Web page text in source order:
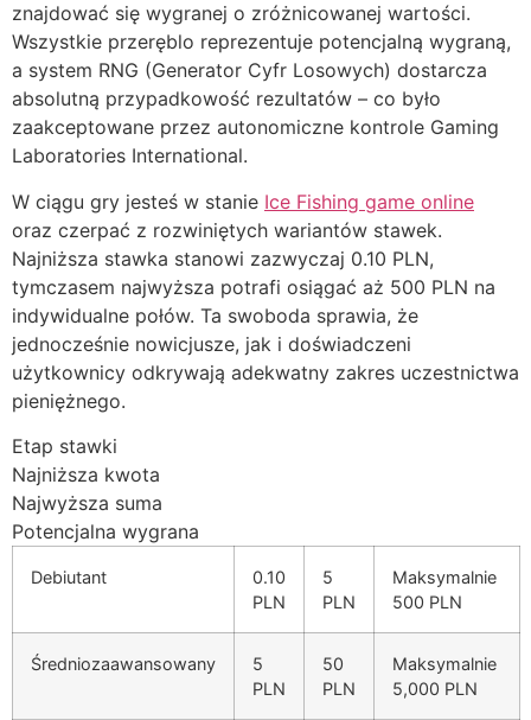
znajdować się wygranej o zróżnicowanej wartości.
Wszystkie przeręblo reprezentuje potencjalną wygraną,
a system RNG (Generator Cyfr Losowych) dostarcza
absolutną przypadkowość rezultatów – co było
zaakceptowane przez autonomiczne kontrole Gaming
Laboratories International.
W ciągu gry jesteś w stanie Ice Fishing game online
oraz czerpać z rozwiniętych wariantów stawek.
Najniższa stawka stanowi zazwyczaj 0.10 PLN,
tymczasem najwyższa potrafi osiągać aż 500 PLN na
indywidualne połów. Ta swoboda sprawia, że
jednocześnie nowicjusze, jak i doświadczeni
użytkownicy odkrywają adekwatny zakres uczestnictwa
pieniężnego.
Etap stawki
Najniższa kwota
Najwyższa suma
Potencjalna wygrana
Debiutant
0.10
PLN
5
PLN
Maksymalnie
500 PLN
Średniozaawansowany
5
PLN
50
PLN
Maksymalnie
5,000 PLN